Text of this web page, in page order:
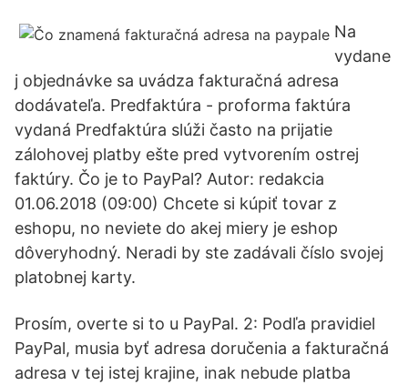
Na
vydane
j objednávke sa uvádza fakturačná adresa
dodávateľa. Predfaktúra - proforma faktúra
vydaná Predfaktúra slúži často na prijatie
zálohovej platby ešte pred vytvorením ostrej
faktúry. Čo je to PayPal? Autor: redakcia
01.06.2018 (09:00) Chcete si kúpiť tovar z
eshopu, no neviete do akej miery je eshop
dôveryhodný. Neradi by ste zadávali číslo svojej
platobnej karty.
Prosím, overte si to u PayPal. 2: Podľa pravidiel
PayPal, musia byť adresa doručenia a fakturačná
adresa v tej istej krajine, inak nebude platba